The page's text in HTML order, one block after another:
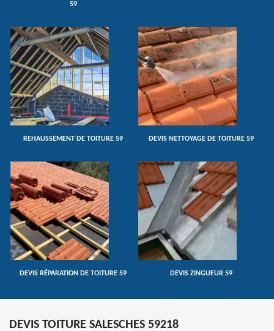
59
REHAUSSEMENT DE TOITURE 59 DEVIS NETTOYAGE DE TOITURE 59
DEVIS RÉPARATION DE TOITURE 59 DEVIS ZINGUEUR 59
DEVIS TOITURE SALESCHES 59218